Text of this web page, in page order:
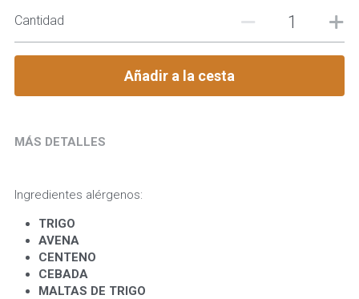
Cantidad
Añadir a la cesta
MÁS DETALLES
Ingredientes alérgenos:
TRIGO
AVENA
CENTENO
CEBADA
MALTAS DE TRIGO